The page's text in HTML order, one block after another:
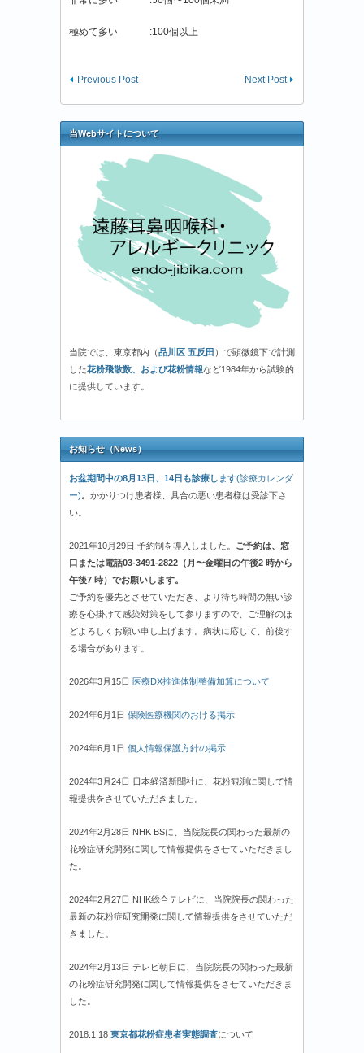
極めて多い :100個以上
Next Post
Previous Post
当Webサイトについて
当院では、東京都内（品川区 五反田 ）で顕微鏡下で計測
した花粉飛散数、および花粉情報など1984年から試験的
に提供しています。
お知らせ（News）
お盆期間中の8月13日、14日も診療します(診療カレンダ
ー)。 かかりつけ患者様、具合の悪い患者様は受診下さ
い。
2021年10月29日 予約制を導入しました。 ご予約は、窓
口または電話03-3491-2822（月〜金曜日の午後2 時から
午後7 時）でお願いします。
ご予約を優先とさせていただき、より待ち時間の無い診
療を心掛けて感染対策をして参りますので、ご理解のほ
どよろしくお願い申し上げます。病状に応じて、前後す
る場合があります。
2026年3月15日 医療DX推進体制整備加算について
2024年6月1日 保険医療機関のおける掲示
2024年6月1日 個人情報保護方針の掲示
2024年3月24日 日本経済新聞社に、花粉観測に関して情
報提供をさせていただきました。
2024年2月28日 NHK BSに、当院院長の関わった最新の
花粉症研究開発に関して情報提供をさせていただきまし
た。
2024年2月27日 NHK総合テレビに、当院院長の関わった
最新の花粉症研究開発に関して情報提供をさせていただ
きました。
2024年2月13日 テレビ朝日に、当院院長の関わった最新
の花粉症研究開発に関して情報提供をさせていただきま
した。
2018.1.18 東京都花粉症患者実態調査について